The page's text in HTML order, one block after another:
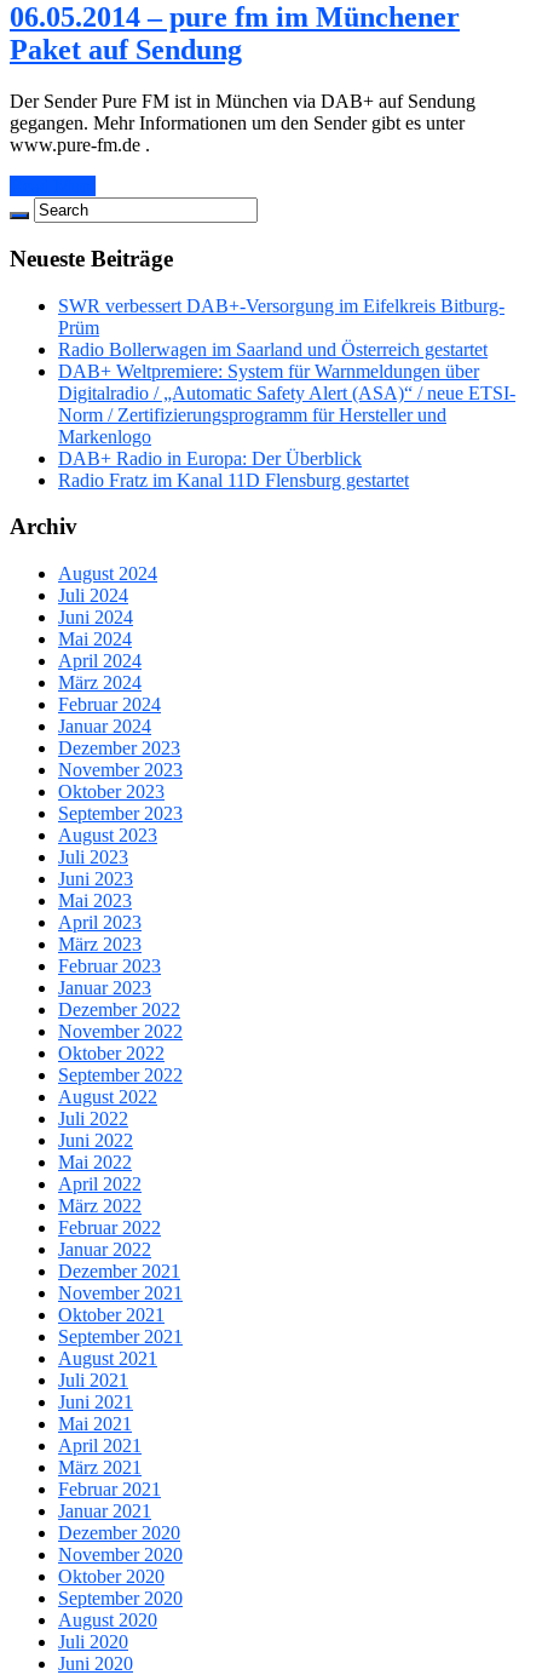
06.05.2014 – pure fm im Münchener
Paket auf Sendung
Der Sender Pure FM ist in München via DAB+ auf Sendung
gegangen. Mehr Informationen um den Sender gibt es unter
www.pure-fm.de .
Neueste Beiträge
SWR verbessert DAB+-Versorgung im Eifelkreis Bitburg-
Prüm
Radio Bollerwagen im Saarland und Österreich gestartet
DAB+ Weltpremiere: System für Warnmeldungen über
Digitalradio / „Automatic Safety Alert (ASA)“ / neue ETSI-
Norm / Zertifizierungsprogramm für Hersteller und
Markenlogo
DAB+ Radio in Europa: Der Überblick
Radio Fratz im Kanal 11D Flensburg gestartet
Archiv
August 2024
Juli 2024
Juni 2024
Mai 2024
April 2024
März 2024
Februar 2024
Januar 2024
Dezember 2023
November 2023
Oktober 2023
September 2023
August 2023
Juli 2023
Juni 2023
Mai 2023
April 2023
März 2023
Februar 2023
Januar 2023
Dezember 2022
November 2022
Oktober 2022
September 2022
August 2022
Juli 2022
Juni 2022
Mai 2022
April 2022
März 2022
Februar 2022
Januar 2022
Dezember 2021
November 2021
Oktober 2021
September 2021
August 2021
Juli 2021
Juni 2021
Mai 2021
April 2021
März 2021
Februar 2021
Januar 2021
Dezember 2020
November 2020
Oktober 2020
September 2020
August 2020
Juli 2020
Juni 2020